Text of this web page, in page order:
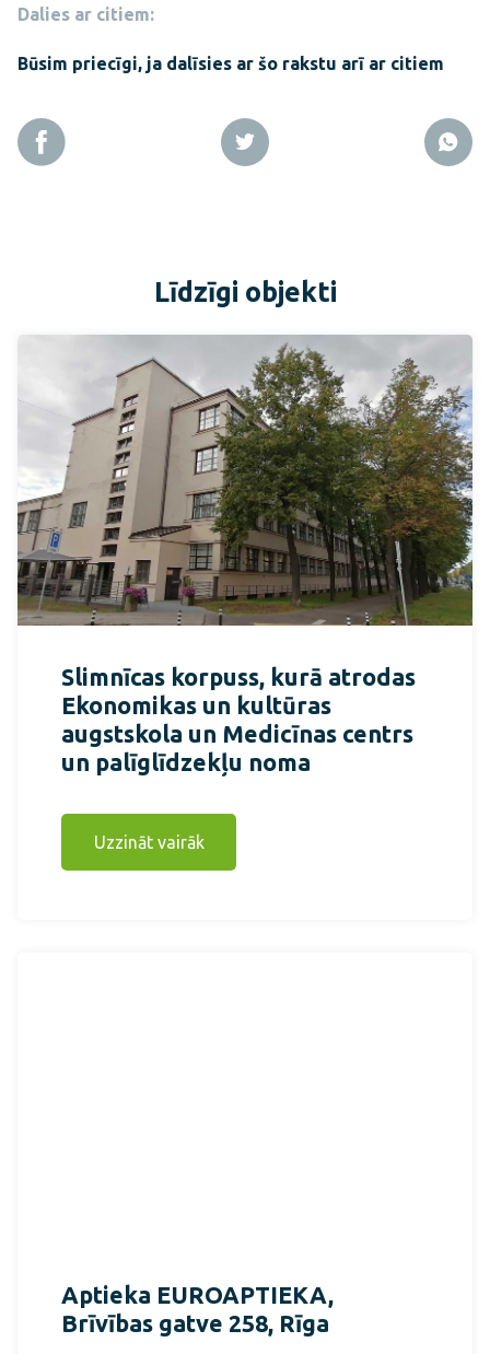
Dalies ar citiem:
Būsim priecīgi, ja dalīsies ar šo rakstu arī ar citiem
Līdzīgi objekti
Slimnīcas korpuss, kurā atrodas
Ekonomikas un kultūras
augstskola un Medicīnas centrs
un palīglīdzekļu noma
Uzzināt vairāk
Aptieka EUROAPTIEKA,
Brīvības gatve 258, Rīga